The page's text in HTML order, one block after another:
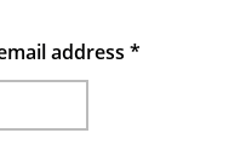
address *